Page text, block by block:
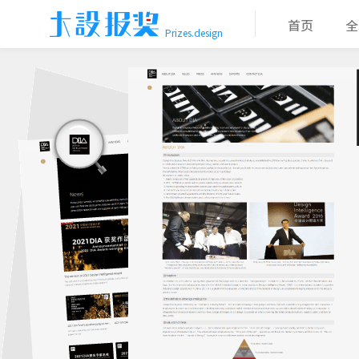
Prizes.design
首页